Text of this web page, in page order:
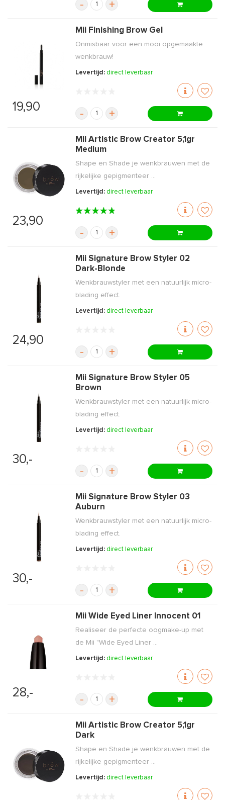
- +
19,90
Mii Finishing Brow Gel
Onmisbaar voor een mooi opgemaakte
wenkbrauw!
Levertijd: direct leverbaar
- +
23,90
Mii Artistic Brow Creator 5,1gr
Medium
Shape en Shade je wenkbrauwen met de
rijkelijke gepigmenteer ...
Levertijd: direct leverbaar
- +
24,90
Mii Signature Brow Styler 02
Dark-Blonde
Wenkbrauwstyler met een natuurlijk micro-
blading effect.
Levertijd: direct leverbaar
- +
30,-
Mii Signature Brow Styler 05
Brown
Wenkbrauwstyler met een natuurlijk micro-
blading effect.
Levertijd: direct leverbaar
- +
30,-
Mii Signature Brow Styler 03
Auburn
Wenkbrauwstyler met een natuurlijk micro-
blading effect.
Levertijd: direct leverbaar
- +
28,-
Mii Wide Eyed Liner Innocent 01
Realiseer de perfecte oogmake-up met
de Mii "Wide Eyed Liner ...
Levertijd: direct leverbaar
- +
Mii Artistic Brow Creator 5,1gr
Dark
Shape en Shade je wenkbrauwen met de
rijkelijke gepigmenteer ...
Levertijd: direct leverbaar